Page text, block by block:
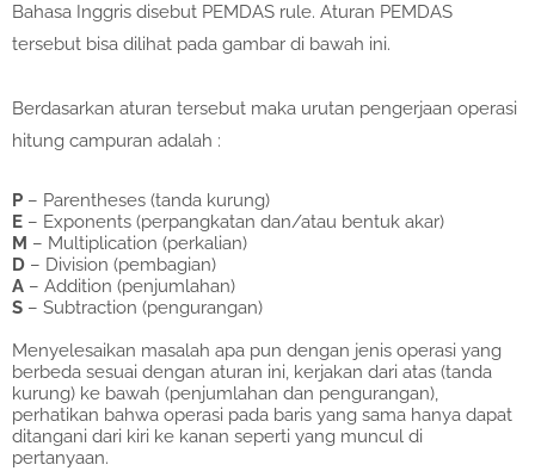
Bahasa Inggris disebut PEMDAS rule. Aturan PEMDAS
tersebut bisa dilihat pada gambar di bawah ini.
Berdasarkan aturan tersebut maka urutan pengerjaan operasi
hitung campuran adalah :
P – Parentheses (tanda kurung)
E – Exponents (perpangkatan dan/atau bentuk akar)
M – Multiplication (perkalian)
D – Division (pembagian)
A – Addition (penjumlahan)
S – Subtraction (pengurangan)
Menyelesaikan masalah apa pun dengan jenis operasi yang
berbeda sesuai dengan aturan ini, kerjakan dari atas (tanda
kurung) ke bawah (penjumlahan dan pengurangan),
perhatikan bahwa operasi pada baris yang sama hanya dapat
ditangani dari kiri ke kanan seperti yang muncul di
pertanyaan.